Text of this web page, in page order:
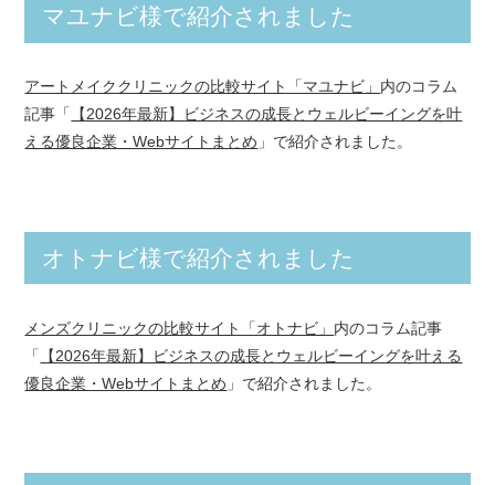
マユナビ様で紹介されました
アートメイククリニックの比較サイト「マユナビ」 内のコラム
記事「
【2026年最新】ビジネスの成長とウェルビーイングを叶
える優良企業・Webサイトまとめ 」で紹介されました。
オトナビ様で紹介されました
メンズクリニックの比較サイト「オトナビ」 内のコラム記事
「
【2026年最新】ビジネスの成長とウェルビーイングを叶える
優良企業・Webサイトまとめ 」で紹介されました。